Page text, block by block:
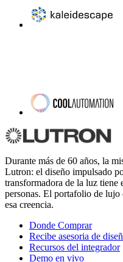
Durante más de 60 años, la
Lutron: el diseño impulsado
transformadora de la luz tiene
personas. El portafolio de lujo
esa creencia.
Donde Comprar
Recibe asesoria de
Recursos del integrador
Demo en vivo